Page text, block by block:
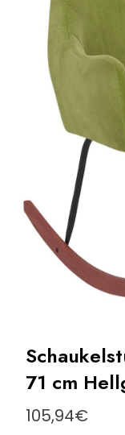
71 cm
105,94€